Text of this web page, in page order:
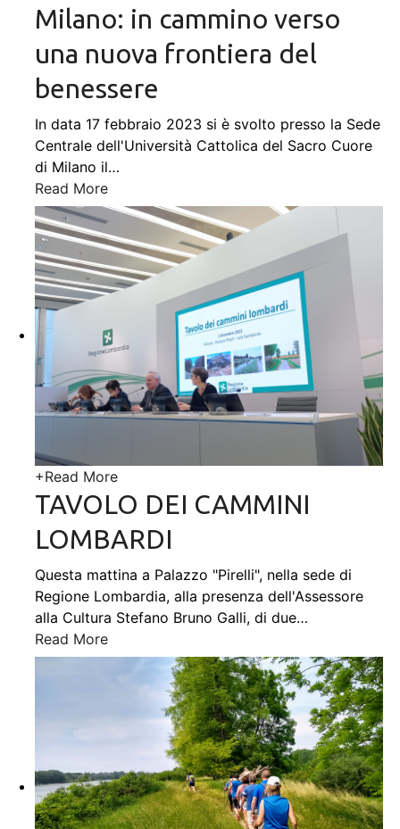
Milano: in cammino verso
una nuova frontiera del
benessere
In data 17 febbraio 2023 si è svolto presso la Sede
Centrale dell'Università Cattolica del Sacro Cuore
di Milano il…
Read More
+Read More
TAVOLO DEI CAMMINI
LOMBARDI
Questa mattina a Palazzo "Pirelli", nella sede di
Regione Lombardia, alla presenza dell'Assessore
alla Cultura Stefano Bruno Galli, di due…
Read More